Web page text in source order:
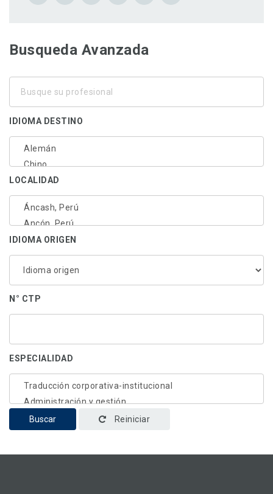
Busqueda Avanzada
IDIOMA DESTINO
LOCALIDAD
IDIOMA ORIGEN
N° CTP
ESPECIALIDAD
Buscar Reiniciar